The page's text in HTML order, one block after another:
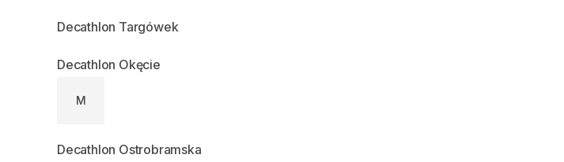
Decathlon Targówek
Decathlon Okęcie
M
Decathlon Ostrobramska